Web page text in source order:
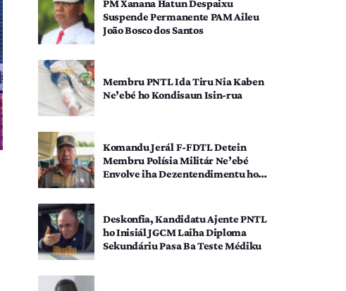
PM Xanana Hatun Despaixu
Suspende Permanente PAM Aileu
João Bosco dos Santos
Membru PNTL Ida Tiru Nia Kaben
Ne’ebé ho Kondisaun Isin-rua
Komandu Jerál F-FDTL Detein
Membru Polísia Militár Ne’ebé
Envolve iha Dezentendimentu ho
Deskonfia, Kandidatu Ajente PNTL
ho Inisiál JGCM Laiha Diploma
Sekundáriu Pasa Ba Teste Médiku